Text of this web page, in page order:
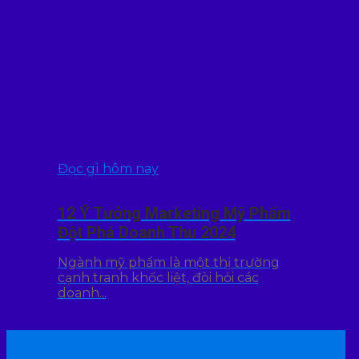
Đọc gì hôm nay
12 Ý Tưởng Marketing Mỹ Phẩm
Đột Phá Doanh Thu 2024
Ngành mỹ phẩm là một thị trường
cạnh tranh khốc liệt, đòi hỏi các
doanh...